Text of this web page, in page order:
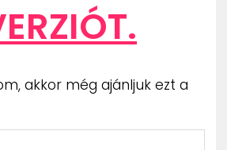
akkor még ajánljuk ezt a